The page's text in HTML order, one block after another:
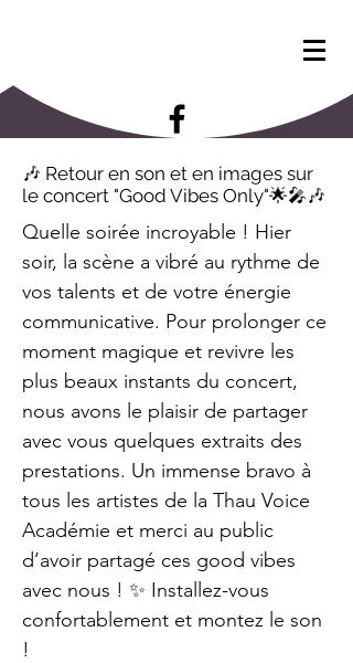
🎶 Retour en son et en images sur
le concert "Good Vibes Only"🌟🎤🎶
Quelle soirée incroyable ! Hier
soir, la scène a vibré au rythme de
vos talents et de votre énergie
communicative. Pour prolonger ce
moment magique et revivre les
plus beaux instants du concert,
nous avons le plaisir de partager
avec vous quelques extraits des
prestations. Un immense bravo à
tous les artistes de la Thau Voice
Académie et merci au public
d’avoir partagé ces good vibes
avec nous ! ✨ Installez-vous
confortablement et montez le son
!